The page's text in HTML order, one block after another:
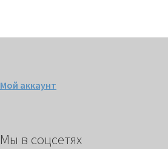
Мой аккаунт
Мы в соцсетях